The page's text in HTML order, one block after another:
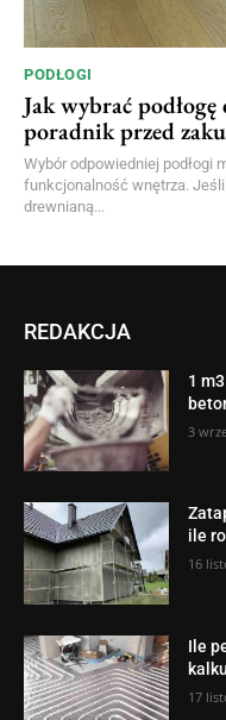
PODŁOGI
Jak wybrać
poradnik przed
Wybór odpowiedniej podłogi
funkcjonalność wnętrza.
drewnianą...
REDAKCJA
1
3
ile
16
Ile
17